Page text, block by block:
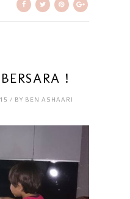
!
/ BY BEN ASHAARI